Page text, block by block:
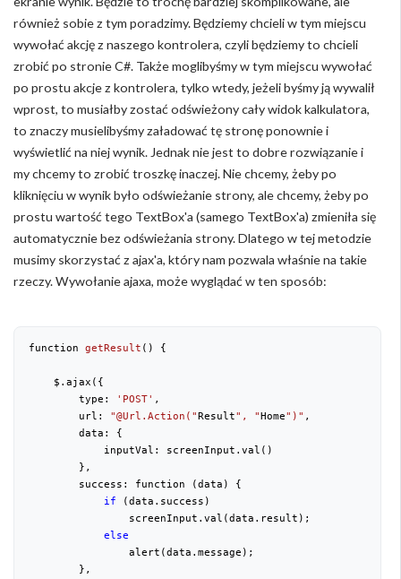
również sobie z tym poradzimy. Będziemy chcieli w tym miejscu
wywołać akcję z naszego kontrolera, czyli będziemy to chcieli
zrobić po stronie C#. Także moglibyśmy w tym miejscu wywołać
po prostu akcje z kontrolera, tylko wtedy, jeżeli byśmy ją wywalił
wprost, to musiałby zostać odświeżony cały widok kalkulatora,
to znaczy musielibyśmy załadować tę stronę ponownie i
wyświetlić na niej wynik. Jednak nie jest to dobre rozwiązanie i
my chcemy to zrobić troszkę inaczej. Nie chcemy, żeby po
kliknięciu w wynik było odświeżanie strony, ale chcemy, żeby po
prostu wartość tego TextBox'a (samego TextBox'a) zmieniła się
automatycznie bez odświeżania strony. Dlatego w tej metodzie
musimy skorzystać z ajax'a, który nam pozwala właśnie na takie
rzeczy. Wywołanie ajaxa, może wyglądać w ten sposób:
function getResult ( ) {
    $.ajax({
        type:
'POST' ,
        url:
"@Url.Action("Result", "Home")" ,
        data: {
            inputVal: screenInput.val()
        },
        success: function (data) {
if (data.success)
                screenInput.val(data.result);
else
                alert(data.message);
        },